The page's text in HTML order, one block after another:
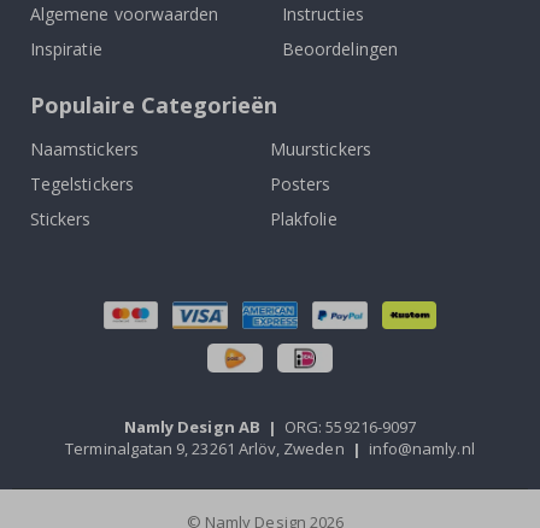
Algemene voorwaarden
Inspiratie
Instructies
Beoordelingen
Populaire Categorieën
Naamstickers
Muurstickers
Tegelstickers
Posters
Stickers
Plakfolie
Namly Design AB | ORG: 559216-9097
Terminalgatan 9, 23261 Arlöv, Zweden | info@namly.nl
© Namly Design 2026